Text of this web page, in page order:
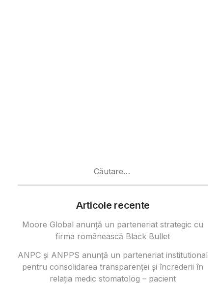
Articole recente
Moore Global anunță un parteneriat strategic cu
firma românească Black Bullet
ANPC și ANPPS anunță un parteneriat institutional
pentru consolidarea transparenței și încrederii în
relația medic stomatolog – pacient